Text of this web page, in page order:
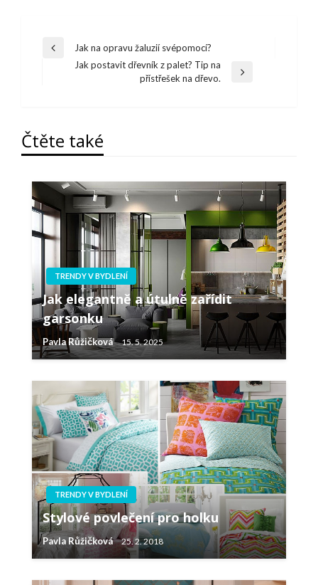
Navigace
PředchazíJak na opravu žaluzií svépomocí?
Jak postavit dřevník z palet? Tip na
přístřešek na dřevo.
Čtěte také
TRENDY V BYDLENÍ
Jak elegantně a útulně zařídit
garsonku
Pavla Růžičková 15. 5. 2025
TRENDY V BYDLENÍ
Stylové povlečení pro holku
Pavla Růžičková 25. 2. 2018